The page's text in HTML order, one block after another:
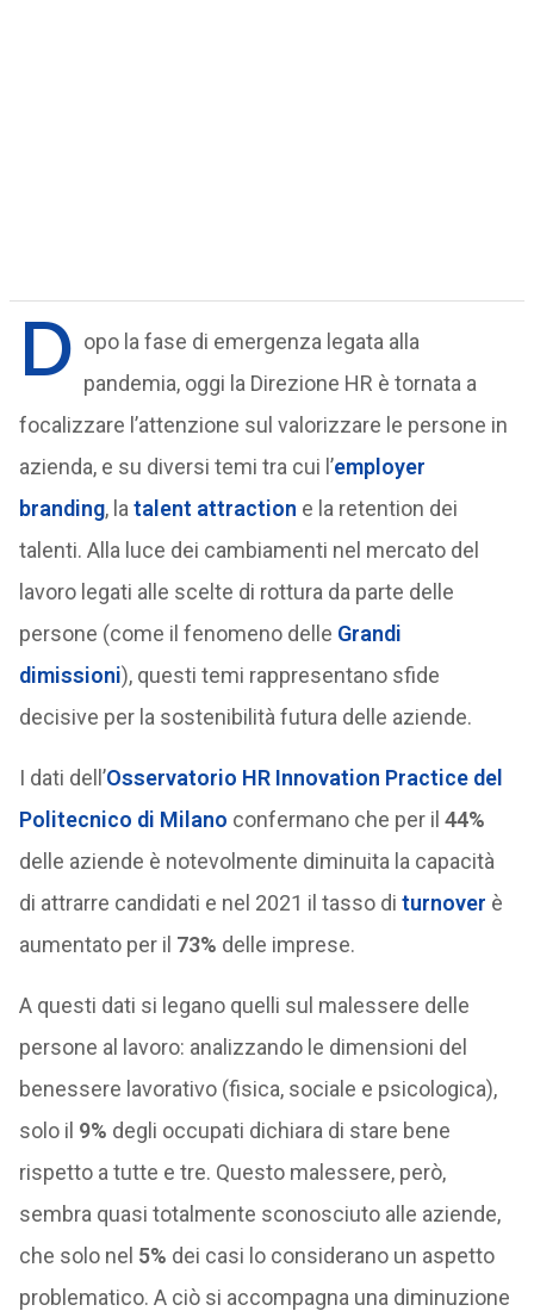
D opo la fase di emergenza legata alla
pandemia, oggi la Direzione HR è tornata a
focalizzare l’attenzione sul valorizzare le persone in
azienda, e su diversi temi tra cui l’employer
branding, la talent attraction e la retention dei
talenti. Alla luce dei cambiamenti nel mercato del
lavoro legati alle scelte di rottura da parte delle
persone (come il fenomeno delle Grandi
dimissioni), questi temi rappresentano sfide
decisive per la sostenibilità futura delle aziende.
I dati dell’Osservatorio HR Innovation Practice del
Politecnico di Milano confermano che per il 44%
delle aziende è notevolmente diminuita la capacità
di attrarre candidati e nel 2021 il tasso di turnover è
aumentato per il 73% delle imprese.
A questi dati si legano quelli sul malessere delle
persone al lavoro: analizzando le dimensioni del
benessere lavorativo (fisica, sociale e psicologica),
solo il 9% degli occupati dichiara di stare bene
rispetto a tutte e tre. Questo malessere, però,
sembra quasi totalmente sconosciuto alle aziende,
che solo nel 5% dei casi lo considerano un aspetto
problematico. A ciò si accompagna una diminuzione